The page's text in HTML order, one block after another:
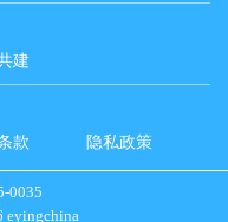
建
款 隐私政策
0035
eyingchina